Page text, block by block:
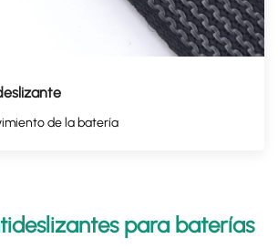
de la batería
para baterías